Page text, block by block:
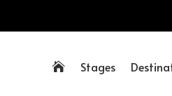
 Stages